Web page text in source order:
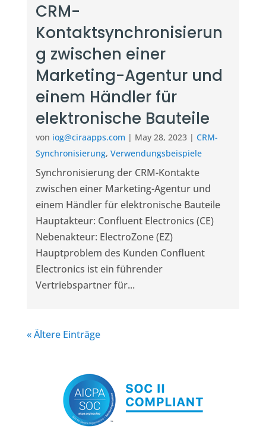
CRM-
Kontaktsynchronisierun
g zwischen einer
Marketing-Agentur und
einem Händler für
elektronische Bauteile
von iog@ciraapps.com | May 28, 2023| CRM-
Synchronisierung, Verwendungsbeispiele
Synchronisierung der CRM-Kontakte
zwischen einer Marketing-Agentur und
einem Händler für elektronische Bauteile
Hauptakteur: Confluent Electronics (CE)
Nebenakteur: ElectroZone (EZ)
Hauptproblem des Kunden Confluent
Electronics ist ein führender
Vertriebspartner für...
« Ältere Einträge